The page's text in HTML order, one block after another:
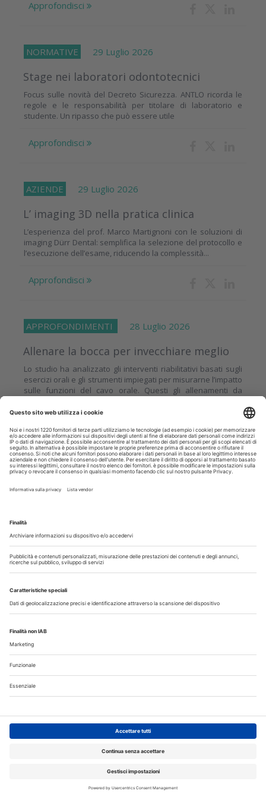
Approfondisci
NORMATIVE 29 Luglio 2026
Stage nei laboratori odontotecnici
Focus sulle novità del Decreto Sicurezza. ANTLO ricorda le
regole e le responsabilità per titolare di laboratorio e
studente. Un ripasso che può essere utile
Approfondisci
AZIENDE 29 Luglio 2026
L’ imaging 3D nella pratica clinica
L’esperienza del prof. Marco Martignoni con le soluzioni di
imaging Dürr Dental: semplifica la selezione del protocollo e
l’esecuzione dell’esame, riducendo la complessità...
Approfondisci
APPROFONDIMENTI 28 Luglio 2026
Allenare la bocca per invecchiare meglio
Lo studio ha analizzato gli interventi riabilitativi basati sugli
esercizi orali e gli strumenti impiegati per misurarne l’impatto
sulle funzioni del cavo orale. Questi gli allenamenti da
Approfondisci
INCHIESTE 28 Luglio 2026
cure
di AI. La tecnologia convince per burocrazia e segreteria, ma
non sostituisce il giudizio professionale
Approfondisci
DENTAL CADMOS 2026 - 2028 triennale 150